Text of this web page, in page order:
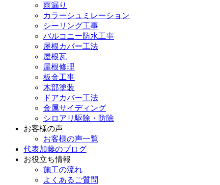
雨漏り
カラーシュミレーション
シーリング工事
バルコニー防水工事
屋根カバー工法
屋根瓦
屋根修理
板金工事
木部塗装
ドアカバー工法
金属サイディング
シロアリ駆除・防除
お客様の声
お客様の声一覧
代表加藤のブログ
お役立ち情報
施工の流れ
よくあるご質問